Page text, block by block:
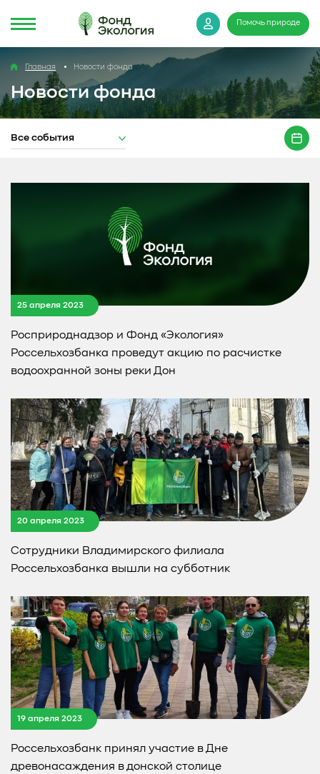
Помочь природе
Главная Новости фонда
Новости фонда
Все события
25 апреля 2023
Росприроднадзор и Фонд «Экология»
Россельхозбанка проведут акцию по расчистке
водоохранной зоны реки Дон
20 апреля 2023
Сотрудники Владимирского филиала
Россельхозбанка вышли на субботник
19 апреля 2023
Россельхозбанк принял участие в Дне
древонасаждения в донской столице